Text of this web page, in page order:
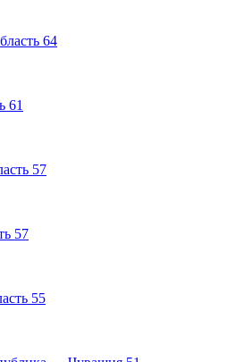
64
61
57
57
55